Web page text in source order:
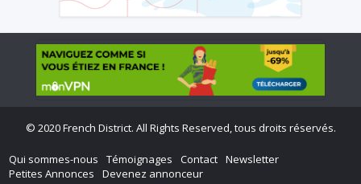
© 2020 French District. All Rights Reserved, tous droits réservés.
Qui sommes-nous Témoignages Contact Newsletter
Petites Annonces
Devenez annonceur